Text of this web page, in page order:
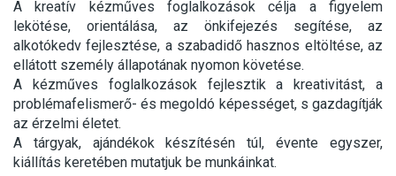
A kreatív kézműves foglalkozások célja a figyelem
lekötése, orientálása, az önkifejezés segítése, az
alkotókedv fejlesztése, a szabadidő hasznos eltöltése, az
ellátott személy állapotának nyomon követése.
A kézműves foglalkozások fejlesztik a kreativitást, a
problémafelismerő- és megoldó képességet, s gazdagítják
az érzelmi életet.
A tárgyak, ajándékok készítésén túl, évente egyszer,
kiállítás keretében mutatjuk be munkáinkat.